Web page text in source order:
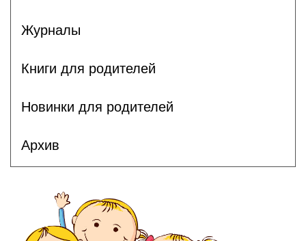
Журналы
Книги для родителей
Новинки для родителей
Архив